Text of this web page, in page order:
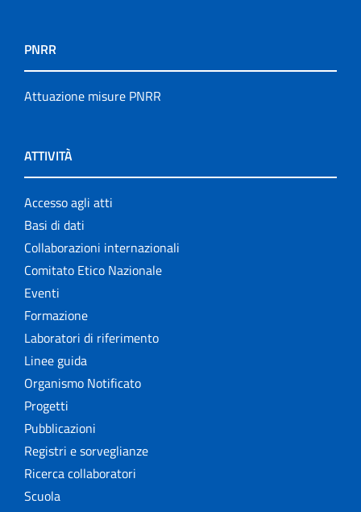
PNRR
Attuazione misure PNRR
ATTIVITÀ
Accesso agli atti
Basi di dati
Collaborazioni internazionali
Comitato Etico Nazionale
Eventi
Formazione
Laboratori di riferimento
Linee guida
Organismo Notificato
Progetti
Pubblicazioni
Registri e sorveglianze
Ricerca collaboratori
Scuola